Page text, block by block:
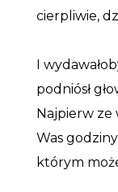
cierpliwie,
I
podniósł
Najpierw ze
Was
którym